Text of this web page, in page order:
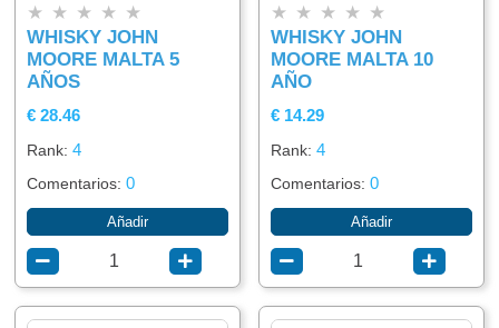
★ ★ ★ ★ ★
WHISKY JOHN
MOORE MALTA 5
AÑOS
€ 28.46
Rank:4
Comentarios:0
Añadir
★ ★ ★ ★ ★
WHISKY JOHN
MOORE MALTA 10
AÑO
€ 14.29
Rank:4
Comentarios:0
Añadir